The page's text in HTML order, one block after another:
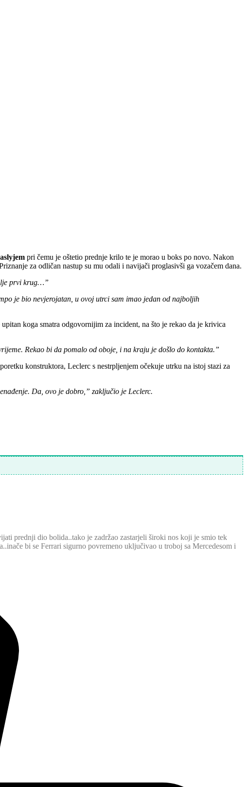
pri čemu je oštetio prednje krilo te je morao u boks po novo. Nakon
za odličan nastup su mu odali i navijači proglasivši ga vozačem dana.
prvi krug…”
je bio nevjerojatan, u ovoj utrci sam imao jedan od najboljih
koga smatra odgovornijim za incident, na što je rekao da je krivica
Rekao bi da pomalo od oboje, i na kraju je došlo do kontakta.”
konstruktora, Leclerc s nestrpljenjem očekuje utrku na istoj stazi za
Da, ovo je dobro,” zaključio je Leclerc.
prednji dio bolida..tako je zadržao zastarjeli široki nos koji je smio tek
bi se Ferrari sigurno povremeno uključivao u troboj sa Mercedesom i